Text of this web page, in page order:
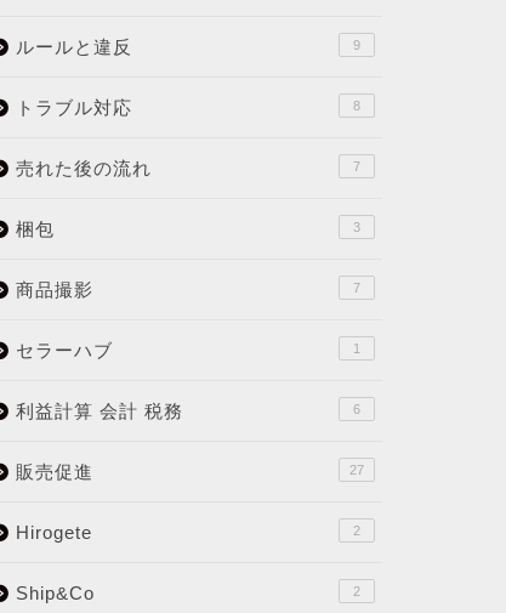
ルールと違反 9
トラブル対応 8
売れた後の流れ 7
梱包 3
商品撮影 7
セラーハブ 1
利益計算 会計 税務 6
販売促進 27
Hirogete 2
Ship&Co 2